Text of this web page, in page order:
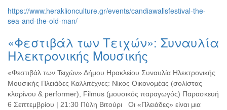
https://www.heraklionculture.gr/events/candiawallsfestival-the-
sea-and-the-old-man/
«Φεστιβάλ των Τειχών»: Συναυλία
Ηλεκτρονικής Μουσικής
«Φεστιβάλ των Τειχών» Δήμου Ηρακλείου Συναυλία Ηλεκτρονικής
Μουσικής Πλειάδες Καλλιτέχνες: Νίκος Οικονομέας (σολίστας
κλαρίνου & performer), Filmus (μουσικός παραγωγός) Παρασκευή
6 Σεπτεμβρίου | 21:30 Πύλη Βιτούρι Οι «Πλειάδες» είναι μια